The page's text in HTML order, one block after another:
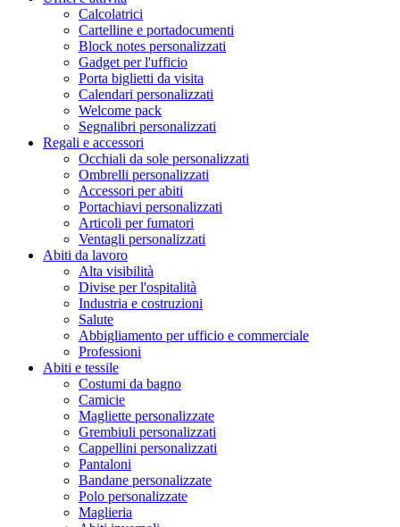
Calcolatrici
Cartelline e portadocumenti
Block notes personalizzati
Gadget per l'ufficio
Porta biglietti da visita
Calendari personalizzati
Welcome pack
Segnalibri personalizzati
Regali e accessori
Occhiali da sole personalizzati
Ombrelli personalizzati
Accessori per abiti
Portachiavi personalizzati
Articoli per fumatori
Ventagli personalizzati
Abiti da lavoro
Alta visibilità
Divise per l'ospitalità
Industria e costruzioni
Salute
Abbigliamento per ufficio e commerciale
Professioni
Abiti e tessile
Costumi da bagno
Camicie
Magliette personalizzate
Grembiuli personalizzati
Cappellini personalizzati
Pantaloni
Bandane personalizzate
Polo personalizzate
Maglieria